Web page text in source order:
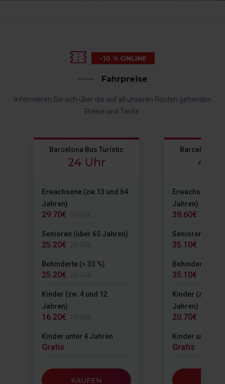
-10 % ONLINE
Fahrpreise
Informieren Sie sich über die auf all unseren Routen geltenden
Preise und Tarife.
Barcelona Bus Turístic
24 Uhr
Erwachsene (zw.13 und 64
Jahren)
29.70€
Senioren (über 65 Jahren)
25.20€
Behinderte (> 33 %)
25.20€
Kinder (zw. 4 und 12
Jahren)
16.20€
Kinder unter 4 Jahren
Gratis
KAUFEN
Barcelona
48
Erwachsene
Jahren)
39.60€
Senioren (über
35.10€
Behinderte (>
35.10€
Kinder (zw. 4
Jahren)
20.70€
Kinder unter 4
Gratis